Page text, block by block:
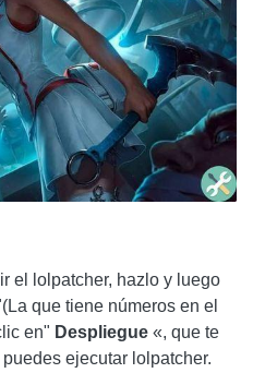
el lolpatcher, hazlo y luego
que tiene números en el
en" Despliegue «, que te
ejecutar lolpatcher.